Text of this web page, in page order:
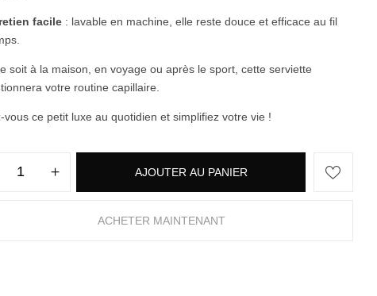
facile : lavable en machine, elle reste douce et efficace au fil
soit à la maison, en voyage ou après le sport, cette serviette
votre routine capillaire.
vous ce petit luxe au quotidien et simplifiez votre vie !
AJOUTER AU PANIER
ACHETER MAINTENANT